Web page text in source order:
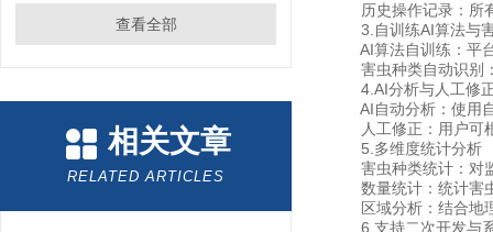
查看全部
相关文章
RELATED ARTICLES
历史操作记录：所有
3.自训练AI算法与害
AI算法自训练：平台
害虫种类自动识别：
4.AI分析与人工修
AI自动分析：使用自
人工修正：用户可根
5.多维度统计分析
害虫种类统计：对监
数量统计：统计害
区域分析：结合地理
6.支持二次开发与